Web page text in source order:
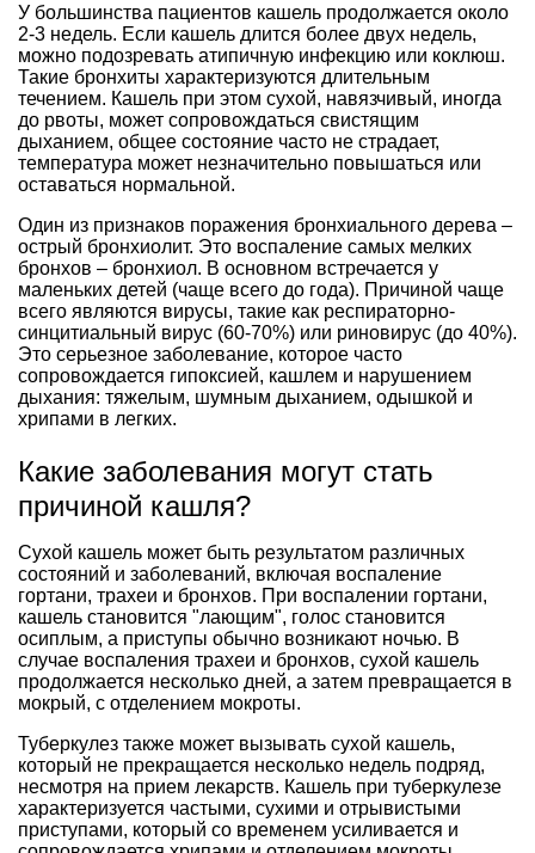
У большинства пациентов кашель продолжается около
2-3 недель. Если кашель длится более двух недель,
можно подозревать атипичную инфекцию или коклюш.
Такие бронхиты характеризуются длительным
течением. Кашель при этом сухой, навязчивый, иногда
до рвоты, может сопровождаться свистящим
дыханием, общее состояние часто не страдает,
температура может незначительно повышаться или
оставаться нормальной.
Один из признаков поражения бронхиального дерева –
острый бронхиолит. Это воспаление самых мелких
бронхов – бронхиол. В основном встречается у
маленьких детей (чаще всего до года). Причиной чаще
всего являются вирусы, такие как респираторно-
синцитиальный вирус (60-70%) или риновирус (до 40%).
Это серьезное заболевание, которое часто
сопровождается гипоксией, кашлем и нарушением
дыхания: тяжелым, шумным дыханием, одышкой и
хрипами в легких.
Какие заболевания могут стать
причиной кашля?
Сухой кашель может быть результатом различных
состояний и заболеваний, включая воспаление
гортани, трахеи и бронхов. При воспалении гортани,
кашель становится "лающим", голос становится
осиплым, а приступы обычно возникают ночью. В
случае воспаления трахеи и бронхов, сухой кашель
продолжается несколько дней, а затем превращается в
мокрый, с отделением мокроты.
Туберкулез также может вызывать сухой кашель,
который не прекращается несколько недель подряд,
несмотря на прием лекарств. Кашель при туберкулезе
характеризуется частыми, сухими и отрывистыми
приступами, который со временем усиливается и